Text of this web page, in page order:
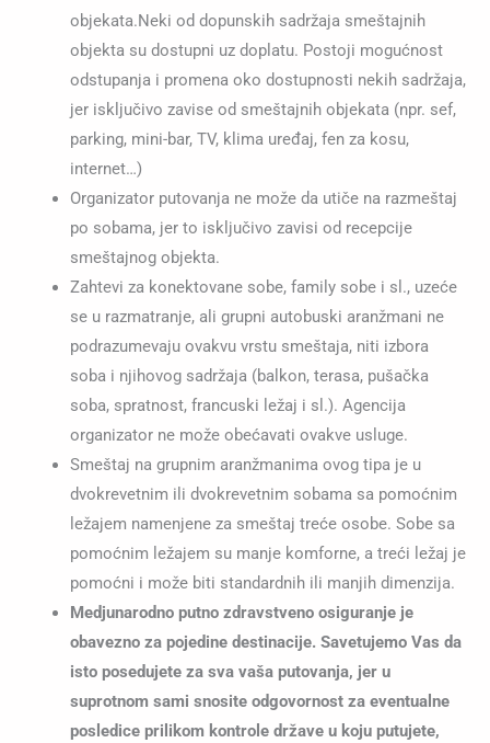
objekata.Neki od dopunskih sadržaja smeštajnih
objekta su dostupni uz doplatu. Postoji mogućnost
odstupanja i promena oko dostupnosti nekih sadržaja,
jer isključivo zavise od smeštajnih objekata (npr. sef,
parking, mini-bar, TV, klima uređaj, fen za kosu,
internet…)
Organizator putovanja ne može da utiče na razmeštaj
po sobama, jer to isključivo zavisi od recepcije
smeštajnog objekta.
Zahtevi za konektovane sobe, family sobe i sl., uzeće
se u razmatranje, ali grupni autobuski aranžmani ne
podrazumevaju ovakvu vrstu smeštaja, niti izbora
soba i njihovog sadržaja (balkon, terasa, pušačka
soba, spratnost, francuski ležaj i sl.). Agencija
organizator ne može obećavati ovakve usluge.
Smeštaj na grupnim aranžmanima ovog tipa je u
dvokrevetnim ili dvokrevetnim sobama sa pomoćnim
ležajem namenjene za smeštaj treće osobe. Sobe sa
pomoćnim ležajem su manje komforne, a treći ležaj je
pomoćni i može biti standardnih ili manjih dimenzija.
Medjunarodno putno zdravstveno osiguranje je
obavezno za pojedine destinacije. Savetujemo Vas da
isto posedujete za sva vaša putovanja, jer u
suprotnom sami snosite odgovornost za eventualne
posledice prilikom kontrole države u koju putujete,